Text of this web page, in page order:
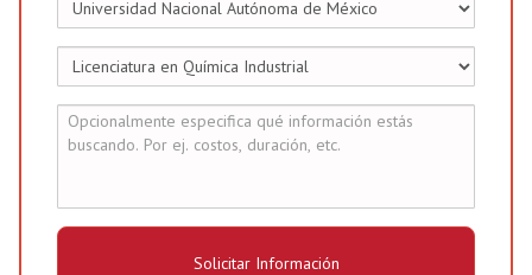
Solicitar Información